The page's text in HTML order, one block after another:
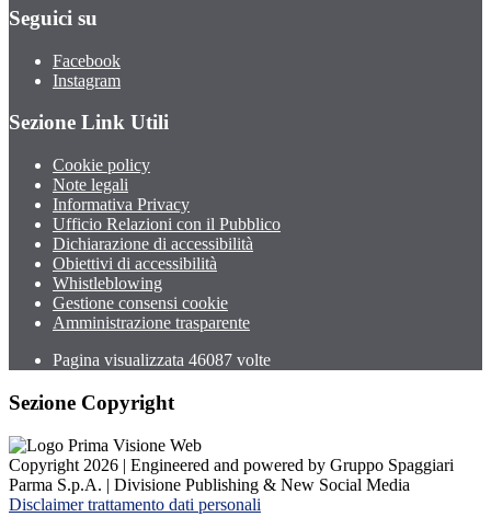
Seguici su
Facebook
Instagram
Sezione Link Utili
Cookie policy
Note legali
Informativa Privacy
Ufficio Relazioni con il Pubblico
Dichiarazione di accessibilità
Obiettivi di accessibilità
Whistleblowing
Gestione consensi cookie
Amministrazione trasparente
Pagina visualizzata 46087 volte
Sezione Copyright
Copyright 2026 | Engineered and powered by Gruppo Spaggiari
Parma S.p.A. | Divisione Publishing & New Social Media
Disclaimer trattamento dati personali